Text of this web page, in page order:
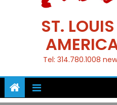
ST.
Tel: 314.780.1008